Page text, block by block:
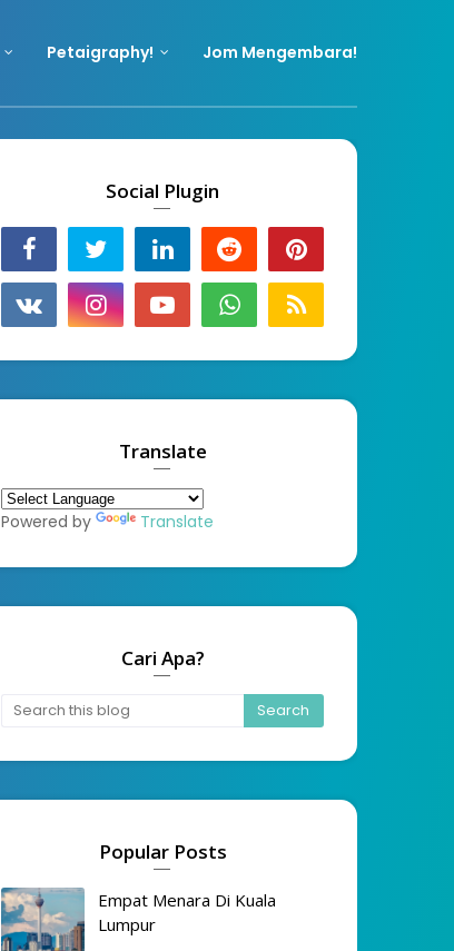
Petaigraphy! Jom Mengembara!
Social Plugin
Translate
Powered by Translate
Cari Apa?
Popular Posts
Empat Menara Di Kuala
Lumpur